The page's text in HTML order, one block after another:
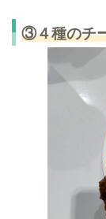
③４種のチ